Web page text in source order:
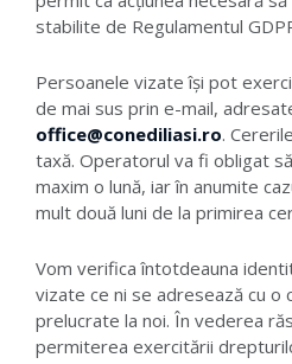
stabilite de Regulamentul
Persoanele vizate își pot
de mai sus prin e-mail,
office@conediliasi.ro.
taxă. Operatorul va fi obligat
maxim o lună, iar în anumite
mult două luni de la primirea
Vom verifica întotdeauna
vizate ce ni se adresează cu o
prelucrate la noi. În vederea
permiterea exercitării